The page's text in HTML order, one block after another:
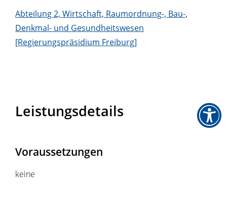
Abteilung 2, Wirtschaft, Raumordnung-, Bau-,
Denkmal- und Gesundheitswesen
[Regierungspräsidium Freiburg]
Leistungsdetails
Voraussetzungen
keine